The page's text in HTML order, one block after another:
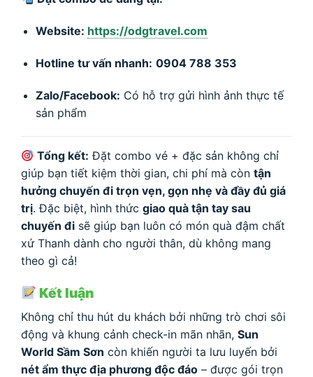
Website: https://odgtravel.com
Hotline tư vấn nhanh: 0904 788 353
Zalo/Facebook: Có hỗ trợ gửi hình ảnh thực tế
sản phẩm
Tổng kết: Đặt combo vé + đặc sản không chỉ
giúp bạn tiết kiệm thời gian, chi phí mà còn tận
hưởng chuyến đi trọn vẹn, gọn nhẹ và đầy đủ giá
trị. Đặc biệt, hình thức giao quà tận tay sau
chuyến đi sẽ giúp bạn luôn có món quà đậm chất
xứ Thanh dành cho người thân, dù không mang
theo gì cả!
Kết luận
Không chỉ thu hút du khách bởi những trò chơi sôi
động và khung cảnh check-in mãn nhãn, Sun
World Sầm Sơn còn khiến người ta lưu luyến bởi
nét ẩm thực địa phương độc đáo – được gói trọn